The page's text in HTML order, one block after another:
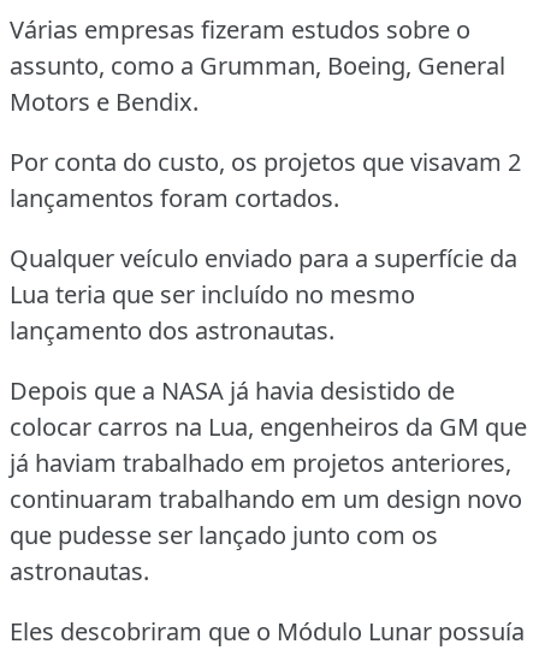
Várias empresas fizeram estudos sobre o
assunto, como a Grumman, Boeing, General
Motors e Bendix.
Por conta do custo, os projetos que visavam 2
lançamentos foram cortados.
Qualquer veículo enviado para a superfície da
Lua teria que ser incluído no mesmo
lançamento dos astronautas.
Depois que a NASA já havia desistido de
colocar carros na Lua, engenheiros da GM que
já haviam trabalhado em projetos anteriores,
continuaram trabalhando em um design novo
que pudesse ser lançado junto com os
astronautas.
Eles descobriram que o Módulo Lunar possuía